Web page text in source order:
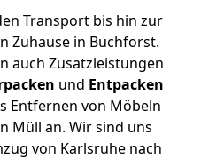
Transport bis hin zur
Zuhause in Buchforst.
auch Zusatzleistungen
und Entpacken
Entfernen von Möbeln
Müll an. Wir sind uns
von Karlsruhe nach